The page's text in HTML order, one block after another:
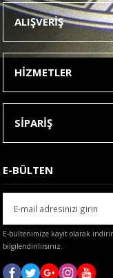
Ürün resmi kalitesiz,
Ürün
Ürün bilgilerinde
Ürün fiyatı diğer
Bu ürüne benzer
ALIŞVERİŞ
HİZMETLER
SİPARİŞ
E-BÜLTEN
E-bültenimize kayıt olarak
bilgilendirilirsiniz.